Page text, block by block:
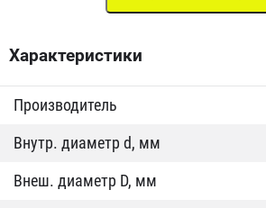
Характеристики
Производитель
Внутр. диаметр d, мм
Внеш. диаметр D, мм